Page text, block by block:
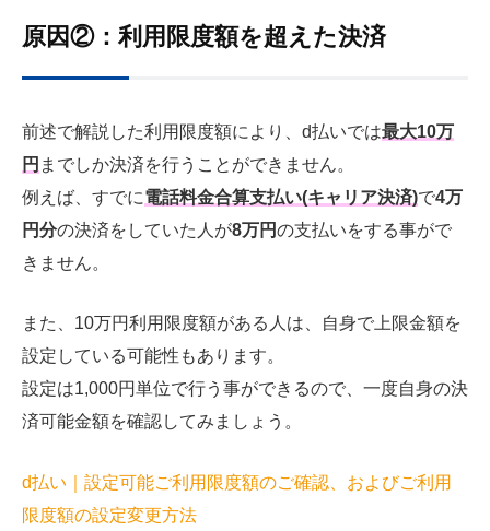
原因②：利用限度額を超えた決済
前述で解説した利用限度額により、d払いでは最大10万
円 までしか決済を行うことができません。
例えば、すでに電話料金合算支払い(キャリア決済)で4万
円分の決済をしていた人が8万円の支払いをする事がで
きません。
また、10万円利用限度額がある人は、自身で上限金額を
設定している可能性もあります。
設定は1,000円単位で行う事ができるので、一度自身の決
済可能金額を確認してみましょう。
d払い｜設定可能ご利用限度額のご確認、およびご利用
限度額の設定変更方法